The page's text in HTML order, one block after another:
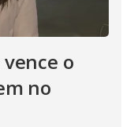
o
no